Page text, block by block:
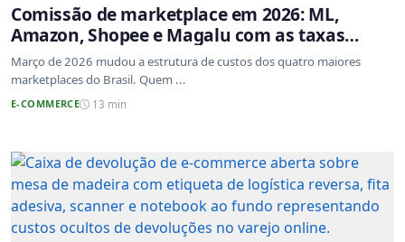
Comissão de marketplace em 2026: ML,
Amazon, Shopee e Magalu com as taxas
atualizadas
Março de 2026 mudou a estrutura de custos dos quatro maiores
marketplaces do Brasil. Quem ...
E-COMMERCE 13 min